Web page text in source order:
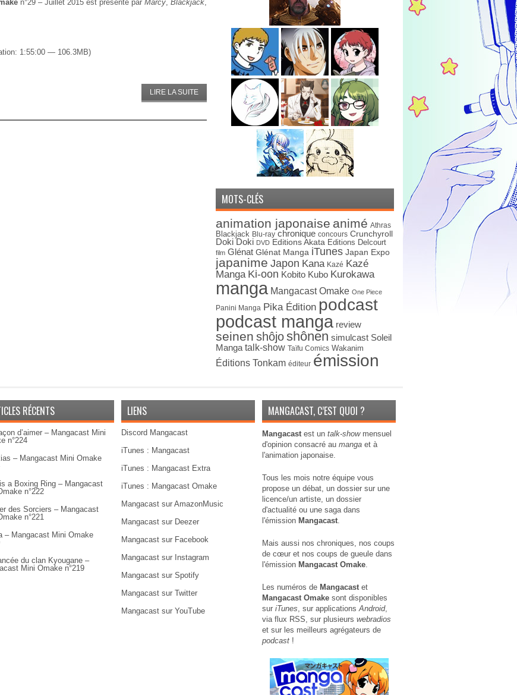
n°29 – Juillet 2015 est présenté par Marcy, Blackjack,
1:55:00 — 106.3MB)
LIRE LA SUITE
MOTS-CLÉS
animation japonaise animé Athras
Blackjack Blu-ray chronique concours Crunchyroll
Doki Doki DVD Editions Akata Editions Delcourt
film Glénat Glénat Manga iTunes Japan Expo
japanime Japon Kana Kazé Kazé
Manga Ki-oon Kobito Kubo Kurokawa
manga Mangacast Omake One Piece
Panini Manga Pika Édition podcast
podcast manga review
seinen shôjoshônen simulcast Soleil
Manga talk-show Taïfu Comics Wakanim
Éditions Tonkam éditeur émission
RÉCENTS
d’aimer – Mangacast Mini
n°224
– Mangacast Mini Omake
a Boxing Ring – Mangacast
n°222
des Sorciers – Mangacast
n°221
– Mangacast Mini Omake
du clan Kyougane –
Mini Omake n°219
LIENS
Discord Mangacast
iTunes : Mangacast
iTunes : Mangacast Extra
iTunes : Mangacast Omake
Mangacast sur AmazonMusic
Mangacast sur Deezer
Mangacast sur Facebook
Mangacast sur Instagram
Mangacast sur Spotify
Mangacast sur Twitter
Mangacast sur YouTube
MANGACAST, C’EST QUOI ?
Mangacastest un talk-showmensuel
d'opinion consacré au manga et à
l'animation japonaise.
Tous les mois notre équipe vous
propose un débat, un dossier sur une
licence/un artiste, un dossier
d'actualité ou une saga dans
l'émission Mangacast.
Mais aussi nos chroniques, nos coups
de cœur et nos coups de gueule dans
l'émission Mangacast Omake.
Les numéros de Mangacastet
Mangacast Omake sont disponibles
sur iTunes, sur applicationsAndroid,
via flux RSS, sur plusieurs webradios
et sur les meilleurs agrégateurs de
podcast !